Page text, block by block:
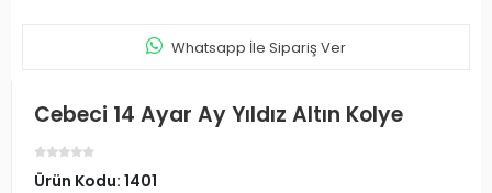
Whatsapp İle Sipariş Ver
Cebeci 14 Ayar Ay Yıldız Altın Kolye
Ürün Kodu: 1401